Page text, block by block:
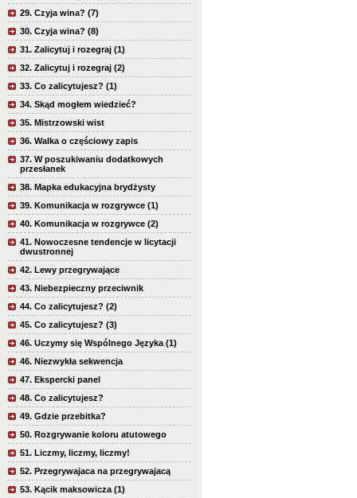
29. Czyja wina? (7)
30. Czyja wina? (8)
31. Zalicytuj i rozegraj (1)
32. Zalicytuj i rozegraj (2)
33. Co zalicytujesz? (1)
34. Skąd mogłem wiedzieć?
35. Mistrzowski wist
36. Walka o częściowy zapis
37. W poszukiwaniu dodatkowych
przesłanek
38. Mapka edukacyjna brydżysty
39. Komunikacja w rozgrywce (1)
40. Komunikacja w rozgrywce (2)
41. Nowoczesne tendencje w licytacji
dwustronnej
42. Lewy przegrywające
43. Niebezpieczny przeciwnik
44. Co zalicytujesz? (2)
45. Co zalicytujesz? (3)
46. Uczymy się Wspólnego Języka (1)
46. Niezwykła sekwencja
47. Ekspercki panel
48. Co zalicytujesz?
49. Gdzie przebitka?
50. Rozgrywanie koloru atutowego
51. Liczmy, liczmy, liczmy!
52. Przegrywajaca na przegrywajacą
53. Kącik maksowicza (1)